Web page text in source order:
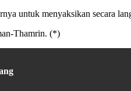
untuk menyaksikan secara
Thamrin. (*)